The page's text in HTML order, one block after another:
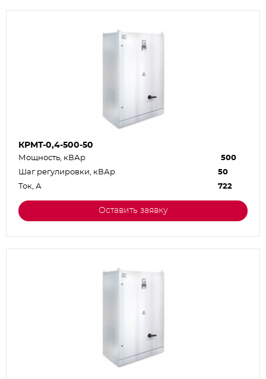
КРМТ-0,4-500-50
Мощность, кВАр
500
Шаг регулировки, кВАр
50
Ток, А
722
Оставить заявку